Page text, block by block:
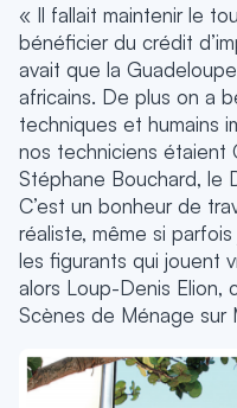
« Il fallait maintenir le
bénéficier du crédit
avait que la
africains. De plus on a
techniques et humains
nos techniciens étaient
Stéphane Bouchard, le
C’est un bonheur de
réaliste, même si
les figurants qui jouent
alors Loup-Denis Elion,
Scènes de Ménage sur